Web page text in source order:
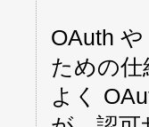
OAuth
ための
よく